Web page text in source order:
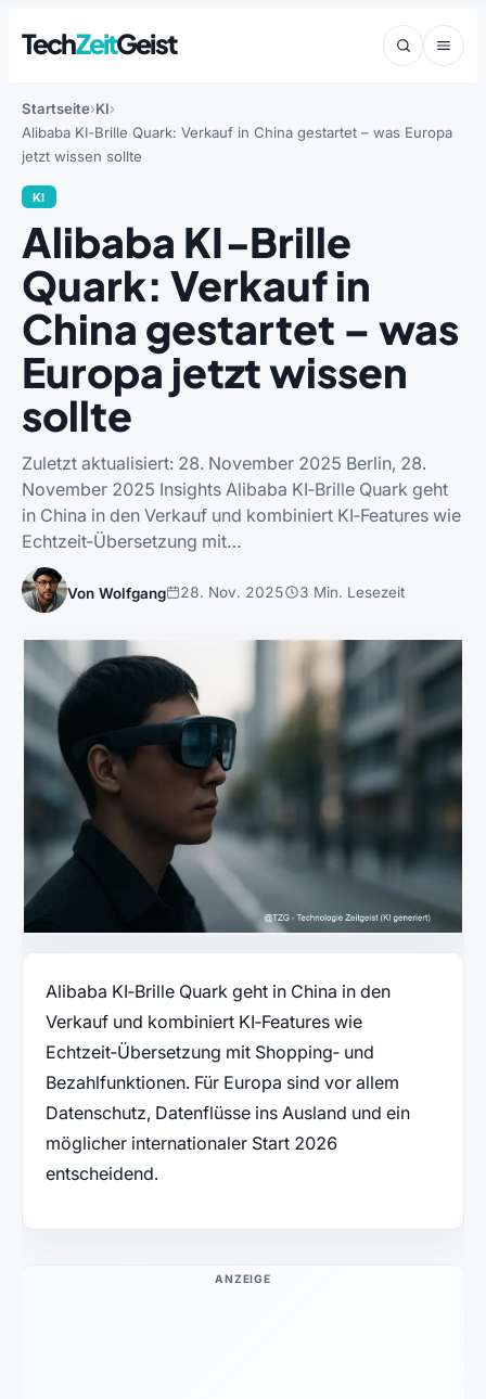
TechZeitGeist
Startseite KI
Alibaba KI‑Brille Quark: Verkauf in China gestartet – was Europa
jetzt wissen sollte
KI
Alibaba KI‑Brille
Quark: Verkauf in
China gestartet – was
Europa jetzt wissen
sollte
Zuletzt aktualisiert: 28. November 2025 Berlin, 28.
November 2025 Insights Alibaba KI‑Brille Quark geht
in China in den Verkauf und kombiniert KI‑Features wie
Echtzeit‑Übersetzung mit…
Von Wolfgang 28. Nov. 2025 3 Min. Lesezeit
Alibaba KI‑Brille Quark geht in China in den
Verkauf und kombiniert KI‑Features wie
Echtzeit‑Übersetzung mit Shopping‑ und
Bezahlfunktionen. Für Europa sind vor allem
Datenschutz, Datenflüsse ins Ausland und ein
möglicher internationaler Start 2026
entscheidend.
ANZEIGE